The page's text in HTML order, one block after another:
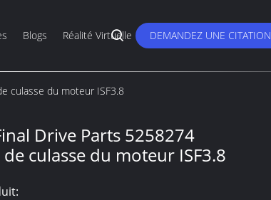
Blogs Réalité Virtuelle DEMANDEZ UNE CITATION
culasse du moteur ISF3.8
Drive Parts 5258274
culasse du moteur ISF3.8